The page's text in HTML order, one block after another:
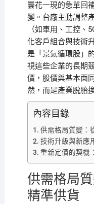
曇花一現的急單回
變。台廠主動調整
（如車用、工控、
化客戶組合與技術
是「景氣循環股」
視這些企業的長期
價，股價與基本面
然，而是產業脫胎
內容目錄
供需格局質變：
技術升級與新應
重新定價的契機
供需格局
精準供貨